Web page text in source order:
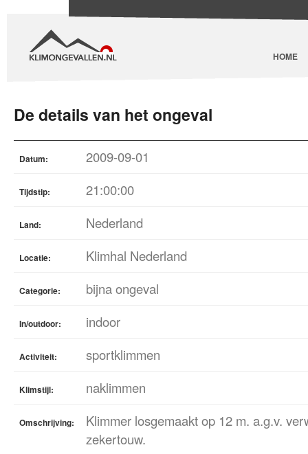
HOME
De details van het ongeval
Datum: 2009-09-01
Tijdstip: 21:00:00
Land: Nederland
Locatie: Klimhal Nederland
Categorie: bijna ongeval
In/outdoor: indoor
Activiteit: sportklimmen
Klimstijl: naklimmen
Omschrijving:
Klimmer losgemaakt op 12 m. a.g.v.
zekertouw.